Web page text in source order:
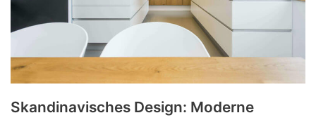
Skandinavisches Design: Moderne